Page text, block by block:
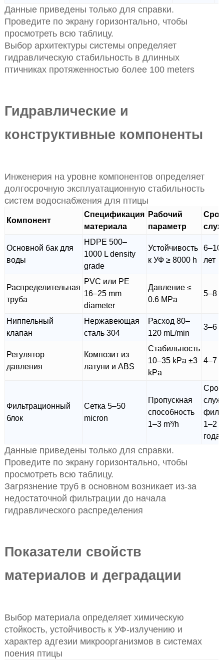
Данные приведены только для справки.
Проведите по экрану горизонтально, чтобы
просмотреть всю таблицу.
Выбор архитектуры системы определяет
гидравлическую стабильность в длинных
птичниках протяженностью более 100 meters
Гидравлические и
конструктивные компоненты
Инженерия на уровне компонентов определяет
долгосрочную эксплуатационную стабильность
систем водоснабжения для птицы
Компонент
Спецификация
материала
Рабочий
параметр
Срок
Основной бак для
воды
HDPE 500–
1000 L density
grade
Устойчивость
к УФ ≥ 8000 h
6–10
лет
Распределительная
труба
PVC или PE
16–25 mm
diameter
Давление ≤
0.6 MPa
5–8
Ниппельный
клапан
Нержавеющая
сталь 304
Расход 80–
120 mL/min
3–6
Регулятор
давления
Композит из
латуни и ABS
Стабильность
10–35 kPa ±3
kPa
4–7
Фильтрационный
блок
Сетка 5–50
micron
Пропускная
способность
1–3 m³/h
Срок
1–2
года
Данные приведены только для справки.
Проведите по экрану горизонтально, чтобы
просмотреть всю таблицу.
Загрязнение труб в основном возникает из-за
недостаточной фильтрации до начала
гидравлического распределения
Показатели свойств
материалов и деградации
Выбор материала определяет химическую
стойкость, устойчивость к УФ-излучению и
характер адгезии микроорганизмов в системах
поения птицы